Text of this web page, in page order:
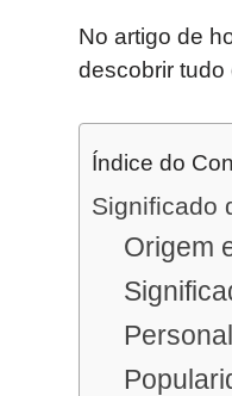
No artigo de
descobrir tudo
Índice do
Significado
Origem